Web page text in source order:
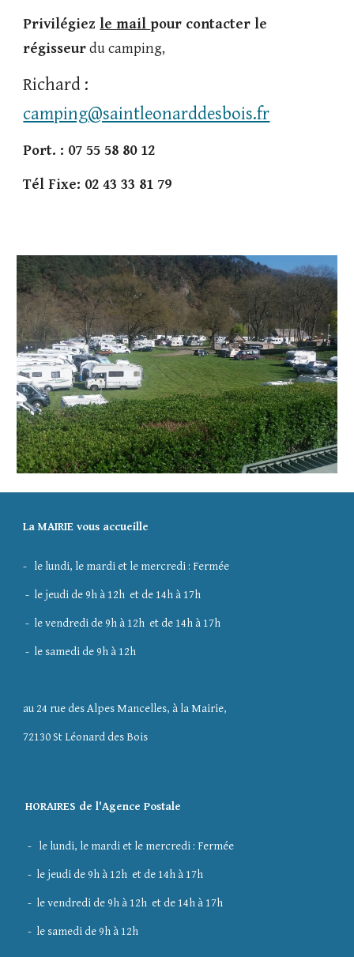
Privilégiezle mail pour contacter le
régisseurdu camping,
Richard :
camping@saintleonarddesbois.fr
Port. : 07 55 58 80 12
Tél Fixe: 02 43 33 81 79
La MAIRIE vous accueille
- le lundi, le mardi et le mercredi : Fermée
- le jeudi de 9h à 12h et de 14h à 17h
- le vendredi de 9h à 12h et de 14h à 17h
- le samedi de 9h à 12h
au 24 rue des Alpes Mancelles, à la Mairie,
72130 St Léonard des Bois
HORAIRES de l'Agence Postale
- le lundi, le mardi et le mercredi : Fermée
- le jeudi de 9h à 12h et de 14h à 17h
- le vendredi de 9h à 12h et de 14h à 17h
- le samedi de 9h à 12h